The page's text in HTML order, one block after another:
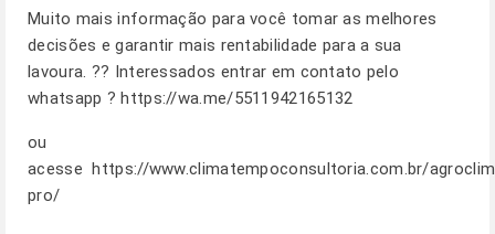
Muito mais informação para você tomar as melhores
decisões e garantir mais rentabilidade para a sua
lavoura. ?? Interessados entrar em contato pelo
whatsapp ?https://wa.me/5511942165132
ou
acessehttps://www.climatempoconsultoria.com.br/
pro/